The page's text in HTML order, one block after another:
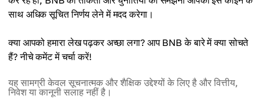
-
BNB का उपयोग टोकन सेल्स में भाग लेने, DeFi एप्लिकेशन्स चलाने
और ट्रांज़ैक्शन्स पर डिस्काउंट्स पाने में किया जाता है।
नियमित टोकन बर्न:
सिस्टमैटिक टोकन बर्न BNB की circulating supply को कम
Binance के साथ BNB के घनिष्ठ संबंधों का मतलब है कि एक्सचेंज
पर किसी भी नियामक जांच का सीधा असर टोकन की कीमत और मार्केट
-
Binance इन्फ्रास्ट्रक्चर पर निर्भरता:
Binance सिस्टम में किसी भी तकनीकी समस्या, अपडेट या विफलता
का सीधा असर BNB पर पड़ सकता है।
साथ अधिक सूचित निर्णय लेने में मदद करेगा।
क्या आपको हमारा लेख पढ़कर अच्छा लगा? आप BNB के बारे में क्या सोचते
हैं? नीचे कमेंट में चर्चा करें!
यह सामग्री केवल सूचनात्मक और शैक्षिक उद्देश्यों के लिए है और वित्तीय,
निवेश या कानूनी सलाह नहीं है।